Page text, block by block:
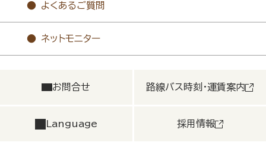
よくあるご質問
ネットモニター
お問合せ 路線バス時刻・運賃案内
Language 採用情報